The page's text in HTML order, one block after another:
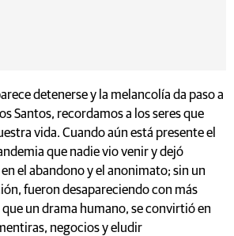
detenerse y la melancolía da paso a
Santos, recordamos a los seres que
vida. Cuando aún está presente el
que nadie vio venir y dejó
el abandono y el anonimato; sin un
fueron desapareciendo con más
un drama humano, se convirtió en
negocios y eludir